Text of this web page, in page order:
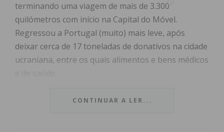
terminando uma viagem de mais de 3.300
quilómetros com início na Capital do Móvel.
Regressou a Portugal (muito) mais leve, após
deixar cerca de 17 toneladas de donativos na cidade
ucraniana, entre os quais alimentos e bens médicos
Se, ao início da recolha, Vera Mendes tinha algumas
CONTINUAR A LER...